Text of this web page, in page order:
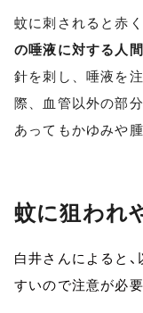
蚊に刺されると赤
の唾液に対する人
針を刺し、唾液を
際、血管以外の部
あってもかゆみや
蚊に狙われ
白井さんによると
すいので注意が必要